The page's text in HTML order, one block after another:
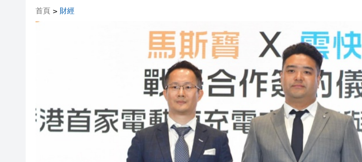
今晚085期六合彩1注獨中派1911萬元
港區全國人大代表團考察安徽涇縣 調研紅色文化保護與非遺活態傳承
【議事堂】完善行政主導 破內耗握機遇
晶泰科技發布全球首個AI4S綜合平台 共建科學智能開放生態
首頁 > 財經